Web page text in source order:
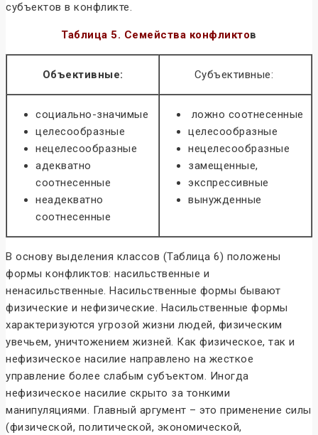
субъектов в конфликте.
Таблица 5. Семейства конфликтов
Объективные: Субъективные:
социально-значимые
целесообразные
нецелесообразные
адекватно
соотнесенные
неадекватно
соотнесенные
ложно соотнесенные
целесообразные
нецелесообразные
замещенные,
экспрессивные
вынужденные
В основу выделения классов (Таблица 6) положены
формы конфликтов: насильственные и
ненасильственные. Насильственные формы бывают
физические и нефизические. Насильственные формы
характеризуются угрозой жизни людей, физическим
увечьем, уничтожением жизней. Как физическое, так и
нефизическое насилие направлено на жесткое
управление более слабым субъектом. Иногда
нефизическое насилие скрыто за тонкими
манипуляциями. Главный аргумент – это применение силы
(физической, политической, экономической,